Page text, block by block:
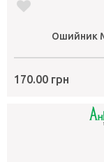
Ошийник
170.00 грн